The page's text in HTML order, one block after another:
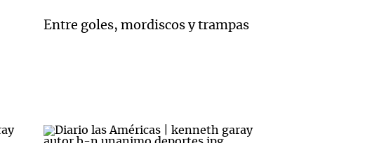
Entre goles, mordiscos y trampas